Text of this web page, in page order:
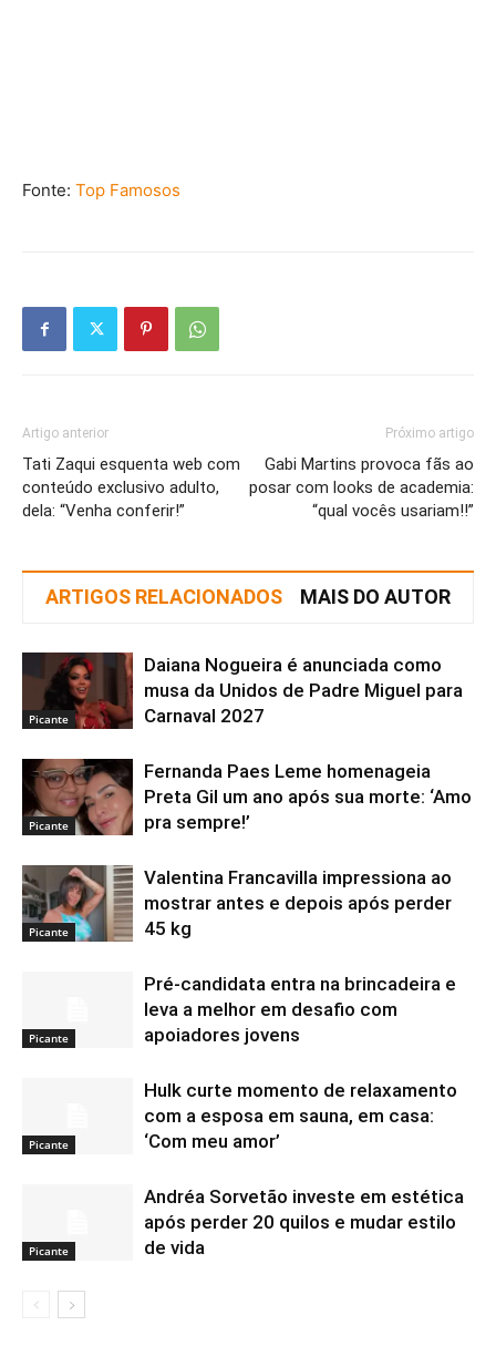
Fonte: Top Famosos
Artigo anterior
Tati Zaqui esquenta web com
conteúdo exclusivo adulto,
dela: “Venha conferir!”
Próximo artigo
Gabi Martins provoca fãs ao
posar com looks de academia:
“qual vocês usariam!!”
ARTIGOS RELACIONADOS MAIS DO AUTOR
Picante
Daiana Nogueira é anunciada como
musa da Unidos de Padre Miguel para
Carnaval 2027
Picante
Fernanda Paes Leme homenageia
Preta Gil um ano após sua morte: ‘Amo
pra sempre!’
Picante
Valentina Francavilla impressiona ao
mostrar antes e depois após perder
45 kg
Picante
Pré-candidata entra na brincadeira e
leva a melhor em desafio com
apoiadores jovens
Picante
Hulk curte momento de relaxamento
com a esposa em sauna, em casa:
‘Com meu amor’
Picante
Andréa Sorvetão investe em estética
após perder 20 quilos e mudar estilo
de vida